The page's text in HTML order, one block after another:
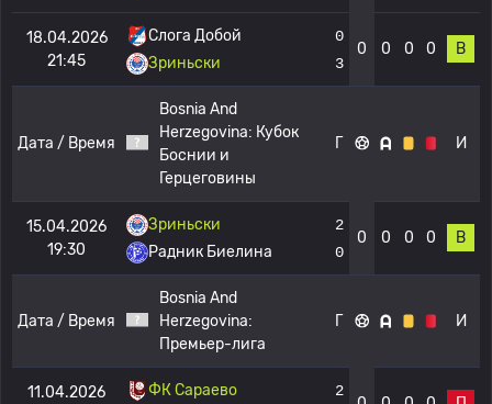
18.04.2026
21:45
Слога Добой
Зриньски
0
3
0 0 0 0 В
Дата / Время
Bosnia And
Herzegovina: Кубок
Боснии и
Герцеговины
Г И
15.04.2026
19:30
Зриньски
Радник Биелина
2
0
0 0 0 0 В
Дата / Время
Bosnia And
Herzegovina:
Премьер-лига
Г И
11.04.2026
ФК Сараево
2